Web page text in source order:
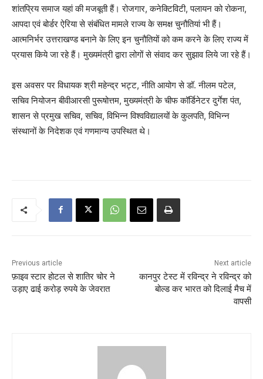
शांतप्रिय समाज यहां की मजबूती हैं। रोजगार, कनेक्टिविटी, पलायन को रोकना,
आपदा एवं बोर्डर ऐरिया से संबंधित मामले राज्य के समक्ष चुनौतियां भी हैं।
आत्मनिर्भर उत्तराखण्ड बनाने के लिए इन चुनौतियों को कम करने के लिए राज्य में
प्रयास किये जा रहे हैं। मुख्यमंत्री द्वारा लोगों से संवाद कर सुझाव लिये जा रहे हैं।
इस अवसर पर विधायक श्री महेन्द्र भट्ट, नीति आयोग से डॉ. नीलम पटेल,
सचिव नियोजन बीवीआरसी पुरूषोत्तम, मुख्यमंत्री के चीफ कॉर्डिनेटर दुर्गेश पंत,
शासन से प्रमुख सचिव, सचिव, विभिन्न विश्वविद्यालयों के कुलपति, विभिन्न
संस्थानों के निदेशक एवं गणमान्य उपस्थित थे।
Previous article
फ़ाइव स्टार होटल से शातिर चोर ने
उड़ाए ढाई करोड़ रुपये के जेवरात
Next article
कानपुर टेस्ट में रविन्द्र ने रविन्द्र को
बोल्ड कर भारत को दिलाई मैच में
वापसी